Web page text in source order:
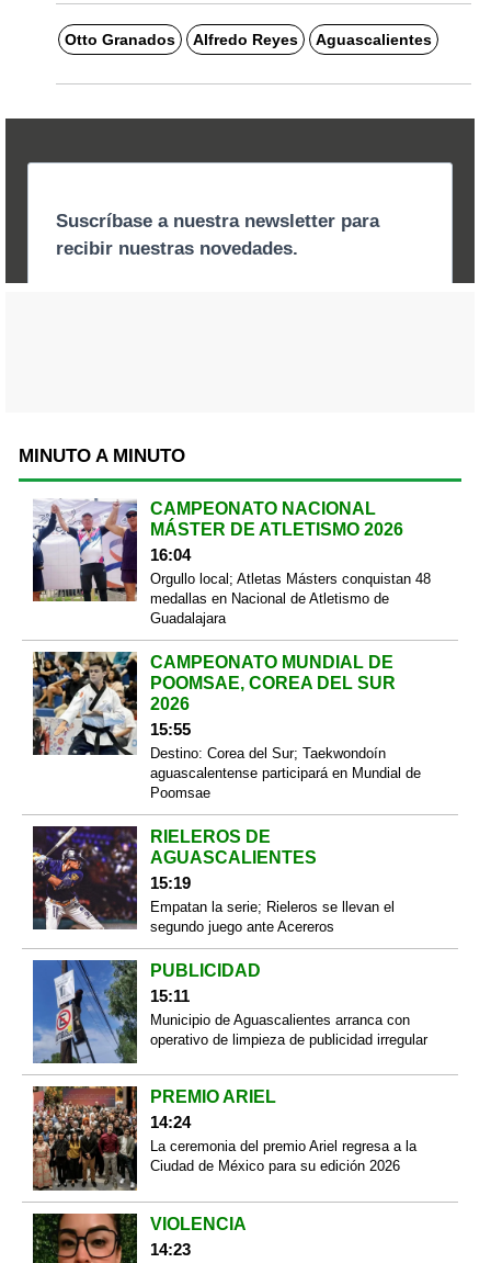
Otto Granados Alfredo Reyes Aguascalientes
MINUTO A MINUTO
CAMPEONATO NACIONAL
MÁSTER DE ATLETISMO 2026
16:04
Orgullo local; Atletas Másters conquistan 48
medallas en Nacional de Atletismo de
Guadalajara
CAMPEONATO MUNDIAL DE
POOMSAE, COREA DEL SUR
2026
15:55
Destino: Corea del Sur; Taekwondoín
aguascalentense participará en Mundial de
Poomsae
RIELEROS DE
AGUASCALIENTES
15:19
Empatan la serie; Rieleros se llevan el
segundo juego ante Acereros
PUBLICIDAD
15:11
Municipio de Aguascalientes arranca con
operativo de limpieza de publicidad irregular
PREMIO ARIEL
14:24
La ceremonia del premio Ariel regresa a la
Ciudad de México para su edición 2026
VIOLENCIA
14:23